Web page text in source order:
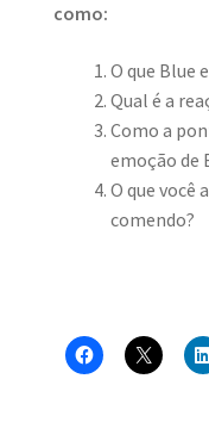
como:
O que Blue
Qual é a
Como a
emoção de
O que você
comendo?